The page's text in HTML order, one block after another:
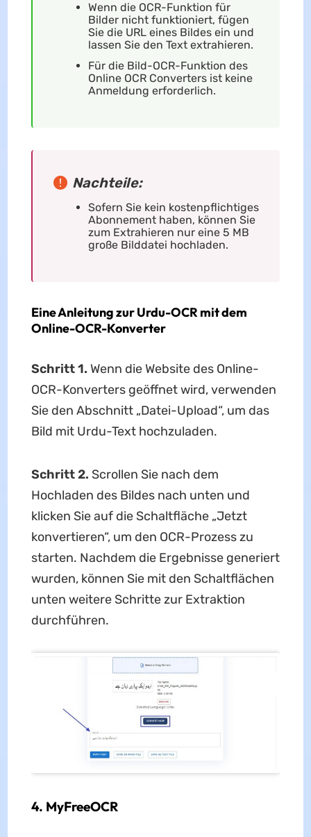
Wenn die OCR-Funktion für
Bilder nicht funktioniert, fügen
Sie die URL eines Bildes ein und
lassen Sie den Text extrahieren.
Für die Bild-OCR-Funktion des
Online OCR Converters ist keine
Anmeldung erforderlich.
Nachteile:
Sofern Sie kein kostenpflichtiges
Abonnement haben, können Sie
zum Extrahieren nur eine 5 MB
große Bilddatei hochladen.
Eine Anleitung zur Urdu-OCR mit dem
Online-OCR-Konverter
Schritt 1. Wenn die Website des Online-
OCR-Konverters geöffnet wird, verwenden
Sie den Abschnitt „Datei-Upload“, um das
Bild mit Urdu-Text hochzuladen.
Schritt 2. Scrollen Sie nach dem
Hochladen des Bildes nach unten und
klicken Sie auf die Schaltfläche „Jetzt
konvertieren“, um den OCR-Prozess zu
starten. Nachdem die Ergebnisse generiert
wurden, können Sie mit den Schaltflächen
unten weitere Schritte zur Extraktion
durchführen.
4. MyFreeOCR